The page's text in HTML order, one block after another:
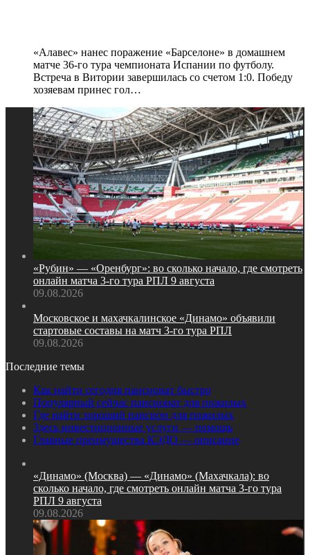
«Алавес» нанес поражение «Барселоне» в домашнем
матче 36‑го тура чемпионата Испании по футболу.
Встреча в Витории завершилась со счетом 1:0. Победу
хозяевам принес гол…
«Рубин» — «Оренбург»: во сколько начало, где смотреть
онлайн матча 3‑го тура РПЛ 9 августа
09.08.2026
Московское и махачкалинское «Динамо» объявили
стартовые составы на матч 3‑го тура РПЛ
09.08.2026
Последние темы
Как найти сегодня пансионат быстро
Популярный сейчас пансионат для пожилых
Где найти хороший пансион для пожилых
Здесь инвестиционные услуги — помощь
Главные преимущества КЭДО — описание
«Динамо» (Москва) — «Динамо» (Махачкала): во
сколько начало, где смотреть онлайн матча 3‑го тура
РПЛ 9 августа
09.08.2026